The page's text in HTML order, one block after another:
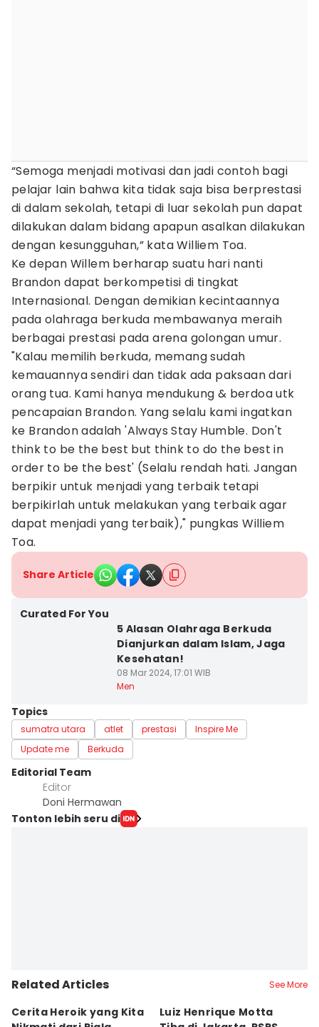
“Semoga menjadi motivasi dan jadi contoh bagi
pelajar lain bahwa kita tidak saja bisa berprestasi
di dalam sekolah, tetapi di luar sekolah pun dapat
dilakukan dalam bidang apapun asalkan dilakukan
dengan kesungguhan,” kata Williem Toa.
Ke depan Willem berharap suatu hari nanti
Brandon dapat berkompetisi di tingkat
Internasional. Dengan demikian kecintaannya
pada olahraga berkuda membawanya meraih
berbagai prestasi pada arena golongan umur.
"Kalau memilih berkuda, memang sudah
kemauannya sendiri dan tidak ada paksaan dari
orang tua. Kami hanya mendukung & berdoa utk
pencapaian Brandon. Yang selalu kami ingatkan
ke Brandon adalah 'Always Stay Humble. Don't
think to be the best but think to do the best in
order to be the best' (Selalu rendah hati. Jangan
berpikir untuk menjadi yang terbaik tetapi
berpikirlah untuk melakukan yang terbaik agar
dapat menjadi yang terbaik)," pungkas Williem
Toa.
Share Article
Curated For You
5 Alasan Olahraga Berkuda
Dianjurkan dalam Islam, Jaga
Kesehatan!
08 Mar 2024, 17:01 WIB
Men
Topics
sumatra utara atlet prestasi
Inspire Me
Update me
Berkuda
Editorial Team
Editor
Doni Hermawan
Tonton lebih seru di
Related Articles See More
Cerita Heroik yang Kita
Luiz Henrique Motta